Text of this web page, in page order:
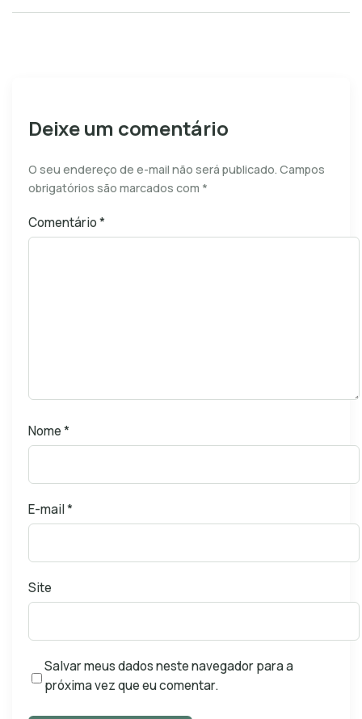
Deixe um comentário
O seu endereço de e-mail não será publicado. Campos
obrigatórios são marcados com *
Comentário*
Nome*
E-mail*
Site
Salvar meus dados neste navegador para a
próxima vez que eu comentar.